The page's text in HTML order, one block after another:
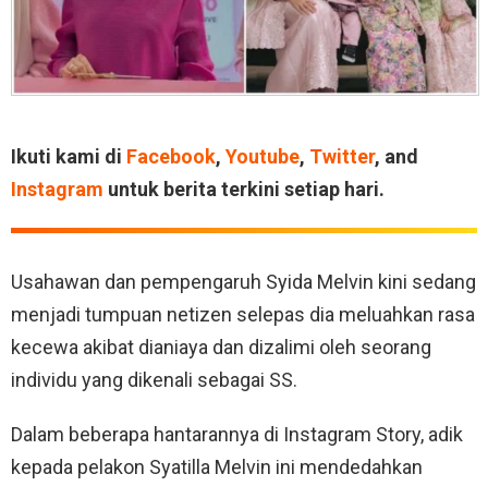
Ikuti kami di Facebook, Youtube, Twitter, and
Instagram untuk berita terkini setiap hari.
Usahawan dan pempengaruh Syida Melvin kini sedang
menjadi tumpuan netizen selepas dia meluahkan rasa
kecewa akibat dianiaya dan dizalimi oleh seorang
individu yang dikenali sebagai SS.
Dalam beberapa hantarannya di Instagram Story, adik
kepada pelakon Syatilla Melvin ini mendedahkan